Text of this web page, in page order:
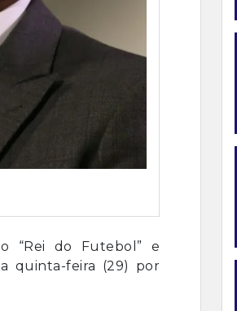
“Rei do Futebol” e
quinta-feira (29) por